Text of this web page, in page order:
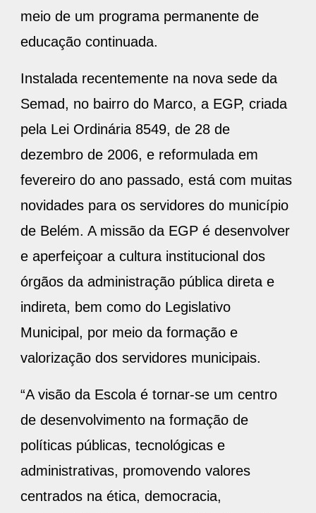
meio de um programa permanente de
educação continuada.
Instalada recentemente na nova sede da
Semad, no bairro do Marco, a EGP, criada
pela Lei Ordinária 8549, de 28 de
dezembro de 2006, e reformulada em
fevereiro do ano passado, está com muitas
novidades para os servidores do município
de Belém. A missão da EGP é desenvolver
e aperfeiçoar a cultura institucional dos
órgãos da administração pública direta e
indireta, bem como do Legislativo
Municipal, por meio da formação e
valorização dos servidores municipais.
“A visão da Escola é tornar-se um centro
de desenvolvimento na formação de
políticas públicas, tecnológicas e
administrativas, promovendo valores
centrados na ética, democracia,